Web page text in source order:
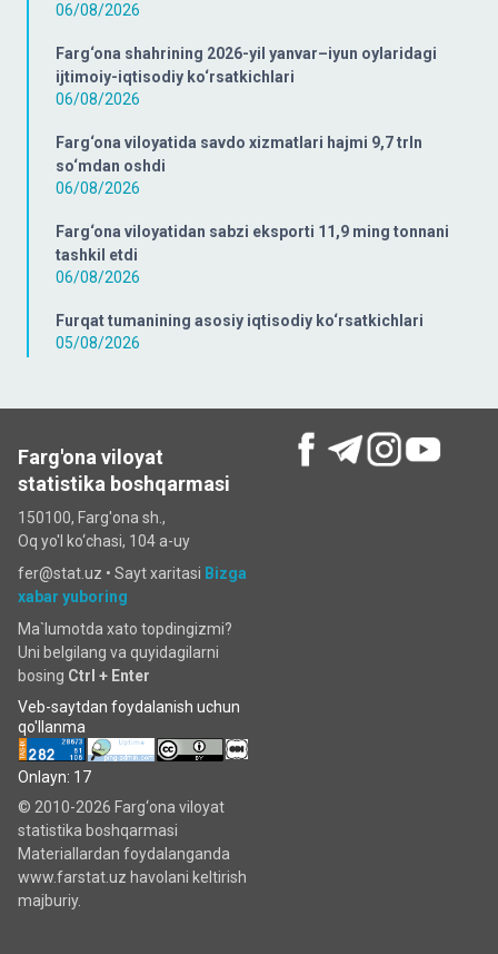
06/08/2026
Farg‘ona shahrining 2026-yil yanvar–iyun oylaridagi
ijtimoiy-iqtisodiy ko‘rsatkichlari
06/08/2026
Farg‘ona viloyatida savdo xizmatlari hajmi 9,7 trln
so‘mdan oshdi
06/08/2026
Farg‘ona viloyatidan sabzi eksporti 11,9 ming tonnani
tashkil etdi
06/08/2026
Furqat tumanining asosiy iqtisodiy ko‘rsatkichlari
05/08/2026
Farg'ona viloyat
statistika boshqarmasi
150100, Farg'ona sh.,
Oq yo'l ko‘chаsi, 104 a-uy
fer@stat.uz • Sayt xaritasi Bizga
xabar yuboring
Ma`lumotda xato topdingizmi?
Uni belgilang va quyidagilarni
bosing Ctrl + Enter
Veb-saytdan foydalanish uchun
qo'llanma
Onlayn: 17
© 2010-2026 Farg‘ona viloyat
statistika boshqarmasi
Materiallardan foydalanganda
www.farstat.uz havolani keltirish
majburiy.